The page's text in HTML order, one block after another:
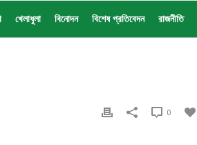
খেলাধুলা বিনোদন বিশেষ প্রতিবেদন রাজনীতি
0